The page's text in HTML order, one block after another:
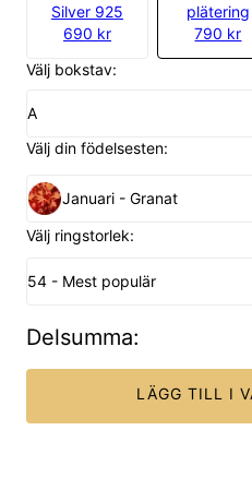
Silver 925
690 kr
plätering
790 kr
Välj bokstav:
A
Välj din födelsesten:
Januari - Granat
Välj ringstorlek:
54 - Mest populär
Delsumma:
LÄGG TILL I